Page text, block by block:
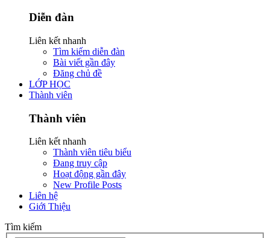
Diễn đàn
Liên kết nhanh
Tìm kiếm diễn đàn
Bài viết gần đây
Đăng chủ đề
LỚP HỌC
Thành viên
Thành viên
Liên kết nhanh
Thành viên tiêu biểu
Đang truy cập
Hoạt động gần đây
New Profile Posts
Liên hệ
Giới Thiệu
Tìm kiếm